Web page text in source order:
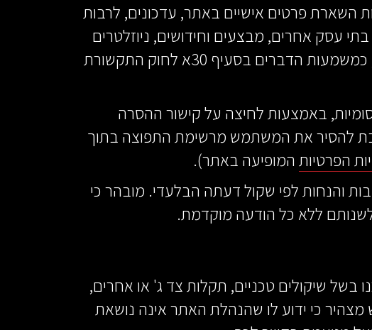
השארת פרטים אישיים באתר, עדכונים, לרבות
עסק אחרים, מבצעים וחידושים, ניוזלטרים
תקופתיים הכוללים מידע מקצועי, טיפים, הצעות ייחודיות, מבצעים והזמנות לאירועים, כמשמעות הדברים בסעיף 30א לחוק התקשורת
באמצעות לחיצה על קישור ההסרה
להסיר את המשתמש מרשימת התפוצה בתוך
הפרטיות המופיעה באתר).
והנחות לפי שקול דעתה הבלעדי. מובהר כי
ללא כל הודעה מוקדמת.
בשל שיקולים טכניים, תקלות צד ג' או אחרים,
כי ידוע לו שהנהלת האתר אינה נושאת